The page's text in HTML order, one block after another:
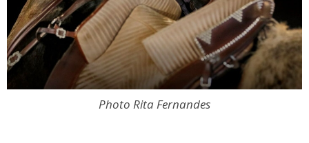
Photo Rita Fernandes